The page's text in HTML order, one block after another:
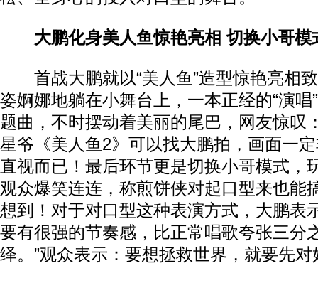
大鹏化身美人鱼惊艳亮相 切换小哥模
首战大鹏就以“美人鱼”造型惊艳亮相
姿婀娜地躺在小舞台上，一本正经的“演唱
题曲，不时摆动着美丽的尾巴，网友惊叹
星爷《美人鱼2》可以找大鹏拍，画面一
直视而已！最后环节更是切换小哥模式，
观众爆笑连连，称煎饼侠对起口型来也能
想到！对于对口型这种表演方式，大鹏表
要有很强的节奏感，比正常唱歌夸张三分
绎。”观众表示：要想拯救世界，就要先